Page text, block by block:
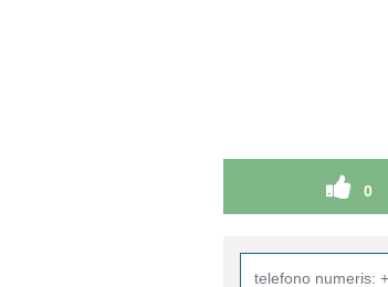
0